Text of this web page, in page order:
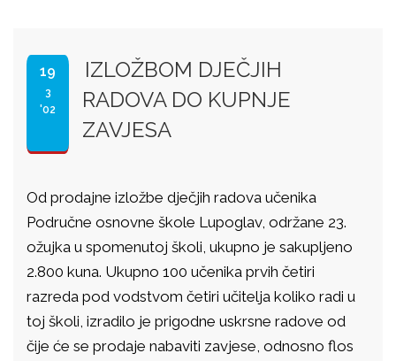
19
3
'02
IZLOŽBOM DJEČJIH
RADOVA DO KUPNJE
ZAVJESA
Od prodajne izložbe dječjih radova učenika
Područne osnovne škole Lupoglav, održane 23.
ožujka u spomenutoj školi, ukupno je sakupljeno
2.800 kuna. Ukupno 100 učenika prvih četiri
razreda pod vodstvom četiri učitelja koliko radi u
toj školi, izradilo je prigodne uskrsne radove od
čije će se prodaje nabaviti zavjese, odnosno flos